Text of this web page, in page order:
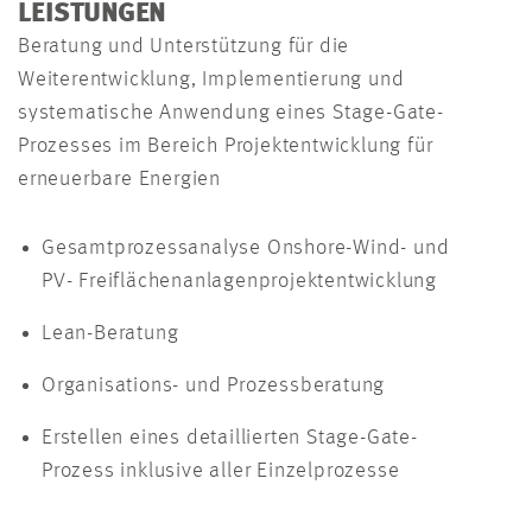
LEISTUNGEN
Beratung und Unterstützung für die
Weiterentwicklung, Implementierung und
systematische Anwendung eines Stage-Gate-
Prozesses im Bereich Projektentwicklung für
erneuerbare Energien
Gesamtprozessanalyse Onshore-Wind- und
PV- Freiflächenanlagenprojektentwicklung
Lean-Beratung
Organisations- und Prozessberatung
Erstellen eines detaillierten Stage-Gate-
Prozess inklusive aller Einzelprozesse